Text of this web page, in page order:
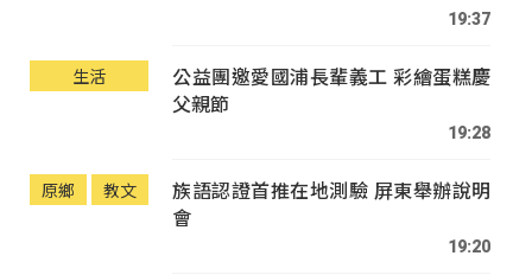
19:37
生活
公益團邀愛國浦長輩義工 彩繪蛋糕慶
父親節
19:28
原鄉 教文
族語認證首推在地測驗 屏東舉辦說明
會
19:20